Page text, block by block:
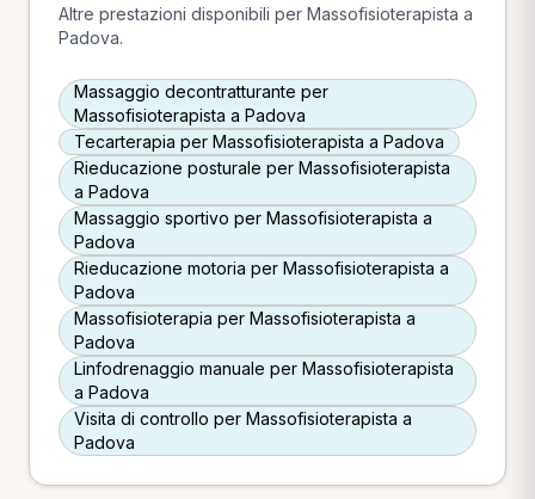
Altre prestazioni disponibili per Massofisioterapista a
Padova.
Massaggio decontratturante per
Massofisioterapista a Padova
Tecarterapia per Massofisioterapista a Padova
Rieducazione posturale per Massofisioterapista
a Padova
Massaggio sportivo per Massofisioterapista a
Padova
Rieducazione motoria per Massofisioterapista a
Padova
Massofisioterapia per Massofisioterapista a
Padova
Linfodrenaggio manuale per Massofisioterapista
a Padova
Visita di controllo per Massofisioterapista a
Padova